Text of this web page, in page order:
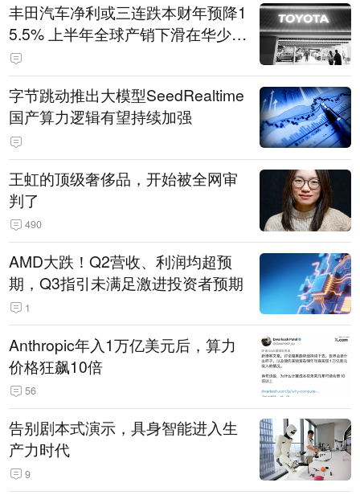
丰田汽车净利或三连跌本财年预降1
5.5% 上半年全球产销下滑在华少卖
14.3万辆
字节跳动推出大模型SeedRealtime
国产算力逻辑有望持续加强
王虹的顶级奢侈品，开始被全网审
判了
490
AMD大跌！Q2营收、利润均超预
期，Q3指引未满足激进投资者预期
1
Anthropic年入1万亿美元后，算力
价格狂飙10倍
56
告别剧本式演示，具身智能进入生
产力时代
9